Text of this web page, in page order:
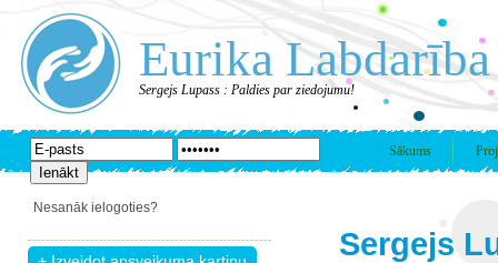
Eurika Labdarība
Sergejs Lupass : Paldies par ziedojumu!
Sākums
Nesanāk ielogoties?
Sergejs